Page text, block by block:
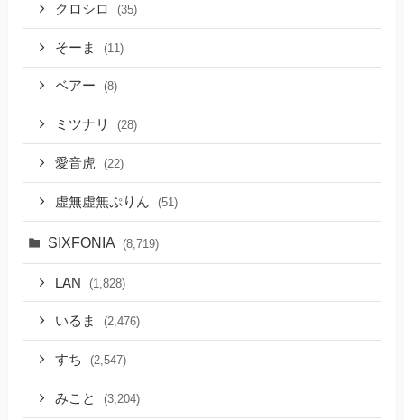
クロシロ (35)
そーま (11)
ベアー (8)
ミツナリ (28)
愛音虎 (22)
虚無虚無ぷりん (51)
SIXFONIA (8,719)
LAN (1,828)
いるま (2,476)
すち (2,547)
みこと (3,204)